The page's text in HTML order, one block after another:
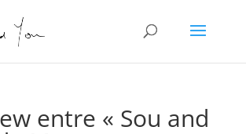
entre « Sou and